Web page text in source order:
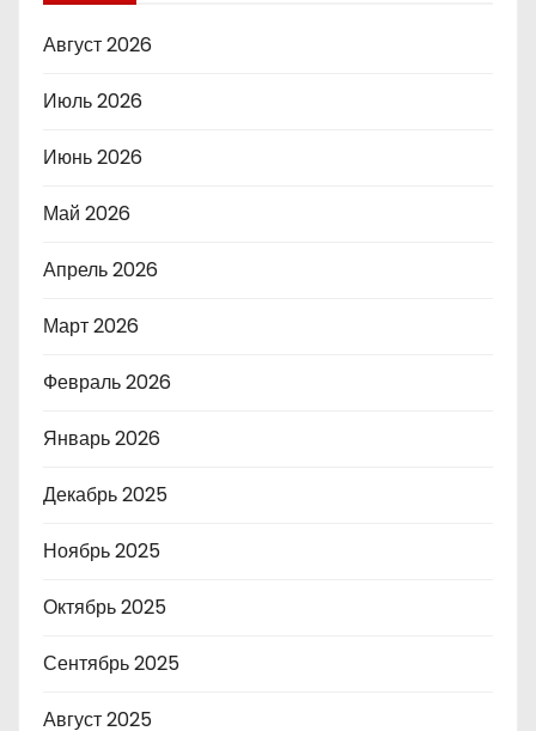
Август 2026
Июль 2026
Июнь 2026
Май 2026
Апрель 2026
Март 2026
Февраль 2026
Январь 2026
Декабрь 2025
Ноябрь 2025
Октябрь 2025
Сентябрь 2025
Август 2025